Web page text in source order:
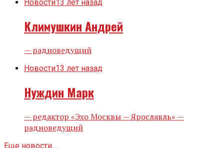
Новости13 лет назад
Климушкин Андрей
— радиоведущий
Новости13 лет назад
Нуждин Марк
— редактор «Эхо Москвы — Ярославль» —
радиоведущий
Еще новости...